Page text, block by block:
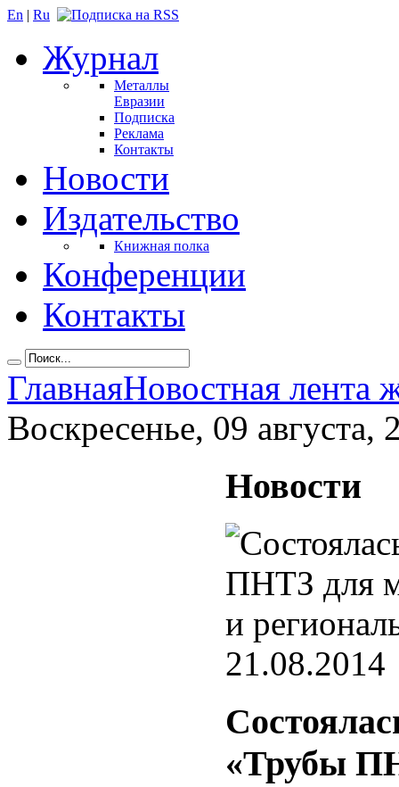
En | Ru
Журнал
Металлы
Евразии
Подписка
Реклама
Контакты
Новости
Издательство
Книжная полка
Конференции
Контакты
ГлавнаяНовостная лента
Воскресенье, 09 августа,
Новости
21.08.2014
«Трубы